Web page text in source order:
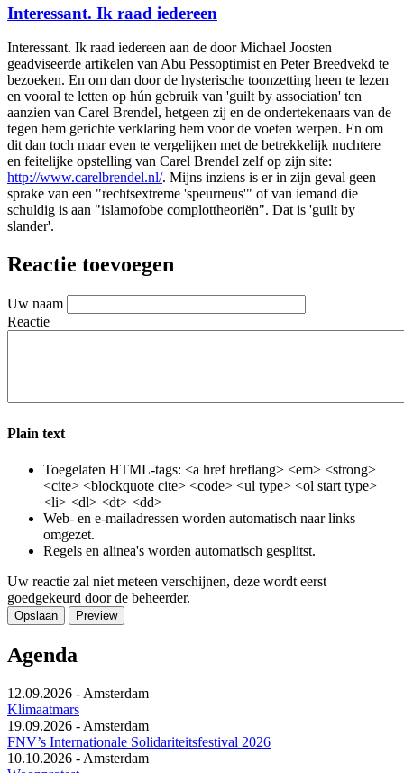
Interessant. Ik raad iedereen
Interessant. Ik raad iedereen aan de door Michael Joosten
geadviseerde artikelen van Abu Pessoptimist en Peter Breedvekd te
bezoeken. En om dan door de hysterische toonzetting heen te lezen
en vooral te letten op hún gebruik van 'guilt by association' ten
aanzien van Carel Brendel, hetgeen zij en de ondertekenaars van de
tegen hem gerichte verklaring hem voor de voeten werpen. En om
dit dan toch maar even te vergelijken met de betrekkelijk nuchtere
en feitelijke opstelling van Carel Brendel zelf op zijn site:
http://www.carelbrendel.nl/. Mijns inziens is er in zijn geval geen
sprake van een "rechtsextreme 'speurneus'" of van iemand die
schuldig is aan "islamofobe complottheoriën". Dat is 'guilt by
slander'.
Reactie toevoegen
Uw naam
Reactie
Plain text
Toegelaten HTML-tags: <a href hreflang> <em> <strong>
<cite> <blockquote cite> <code> <ul type> <ol start type>
<li> <dl> <dt> <dd>
Web- en e-mailadressen worden automatisch naar links
omgezet.
Regels en alinea's worden automatisch gesplitst.
Uw reactie zal niet meteen verschijnen, deze wordt eerst
goedgekeurd door de beheerder.
Agenda
12.09.2026 - Amsterdam
Klimaatmars
19.09.2026 - Amsterdam
FNV’s Internationale Solidariteitsfestival 2026
10.10.2026 - Amsterdam